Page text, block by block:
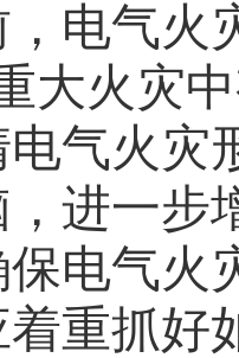
，电气火
大火灾
气火灾
进一步
电气火
重抓好